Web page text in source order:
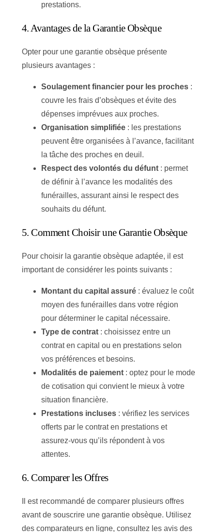
prestations.
4. Avantages de la Garantie Obsèque
Opter pour une garantie obsèque présente
plusieurs avantages :
Soulagement financier pour les proches:
couvre les frais d’obsèques et évite des
dépenses imprévues aux proches.
Organisation simplifiée: les prestations
peuvent être organisées à l’avance, facilitant
la tâche des proches en deuil.
Respect des volontés du défunt: permet
de définir à l’avance les modalités des
funérailles, assurant ainsi le respect des
souhaits du défunt.
5. Comment Choisir une Garantie Obsèque
Pour choisir la garantie obsèque adaptée, il est
important de considérer les points suivants :
Montant du capital assuré: évaluez le coût
moyen des funérailles dans votre région
pour déterminer le capital nécessaire.
Type de contrat: choisissez entre un
contrat en capital ou en prestations selon
vos préférences et besoins.
Modalités de paiement: optez pour le mode
de cotisation qui convient le mieux à votre
situation financière.
Prestations incluses: vérifiez les services
offerts par le contrat en prestations et
assurez-vous qu’ils répondent à vos
attentes.
6. Comparer les Offres
Il est recommandé de comparer plusieurs offres
avant de souscrire une garantie obsèque. Utilisez
des comparateurs en ligne, consultez les avis des